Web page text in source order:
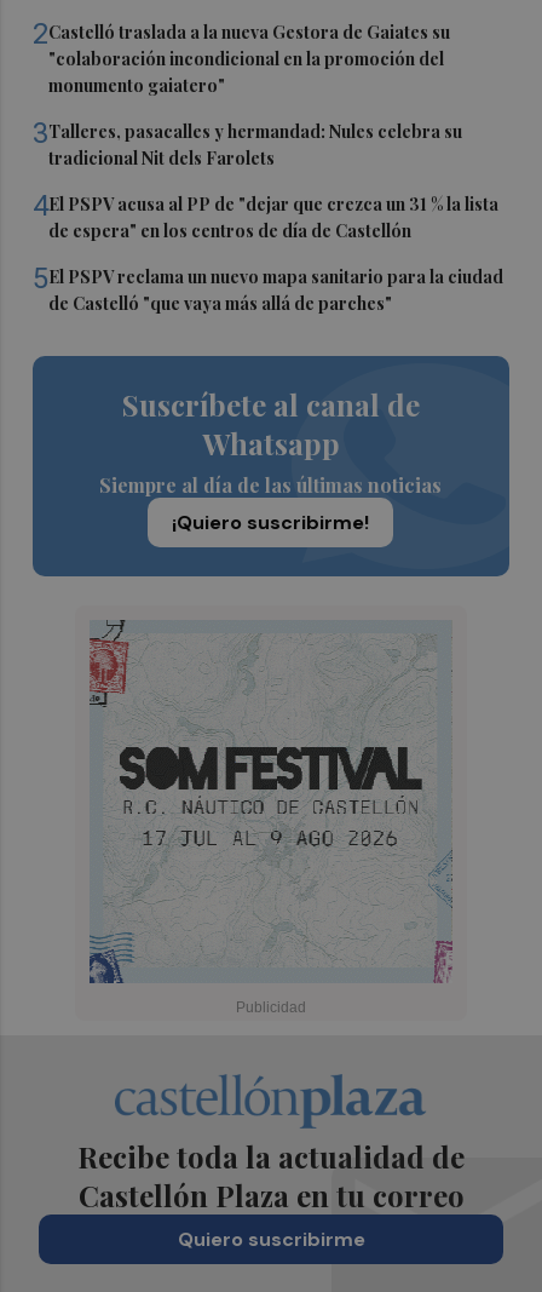
2Castelló traslada a la nueva Gestora de Gaiates su
"colaboración incondicional en la promoción del
monumento gaiatero"
3Talleres, pasacalles y hermandad: Nules celebra su
tradicional Nit dels Farolets
4El PSPV acusa al PP de "dejar que crezca un 31 % la lista
de espera" en los centros de día de Castellón
5El PSPV reclama un nuevo mapa sanitario para la ciudad
de Castelló "que vaya más allá de parches"
Suscríbete al canal de
Whatsapp
Siempre al día de las últimas noticias
¡Quiero suscribirme!
Recibe toda la actualidad de
Castellón Plaza en tu correo
Quiero suscribirme